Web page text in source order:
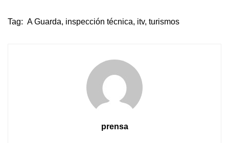
Tag: A Guarda, inspección técnica, itv, turismos
prensa